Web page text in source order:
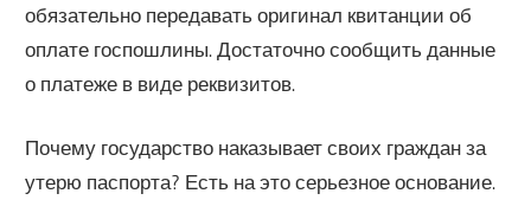
обязательно передавать оригинал квитанции об
оплате госпошлины. Достаточно сообщить данные
о платеже в виде реквизитов.
Почему государство наказывает своих граждан за
утерю паспорта? Есть на это серьезное основание.